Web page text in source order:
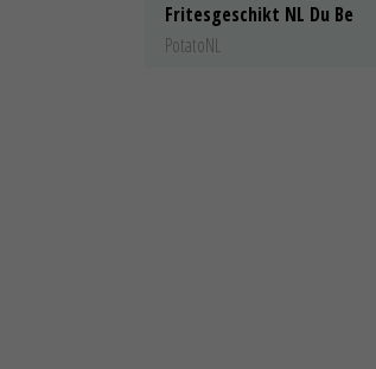
Fritesgeschikt NL Du Be
PotatoNL